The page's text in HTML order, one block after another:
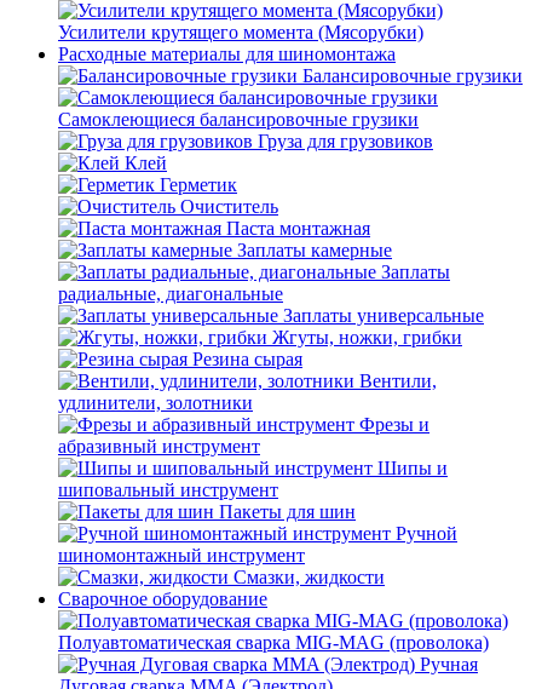
Усилители крутящего момента (Мясорубки)
Расходные материалы для шиномонтажа
Балансировочные грузики
Самоклеющиеся балансировочные грузики
Груза для грузовиков
Клей
Герметик
Очиститель
Паста монтажная
Заплаты камерные
Заплаты
радиальные, диагональные
Заплаты универсальные
Жгуты, ножки, грибки
Резина сырая
Вентили,
удлинители, золотники
Фрезы и
абразивный инструмент
Шипы и
шиповальный инструмент
Пакеты для шин
Ручной
шиномонтажный инструмент
Смазки, жидкости
Сварочное оборудование
Полуавтоматическая сварка MIG-MAG (проволока)
Ручная